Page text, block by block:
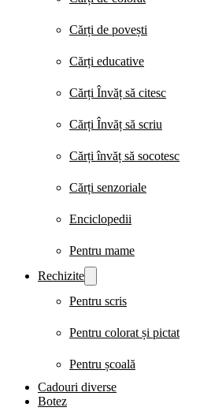
Cărți de povești
Cărți educative
Cărți Învăț să citesc
Cărți Învăț să scriu
Cărți învăț să socotesc
Cărți senzoriale
Enciclopedii
Pentru mame
Rechizite
Pentru scris
Pentru colorat și pictat
Pentru școală
Cadouri diverse
Botez